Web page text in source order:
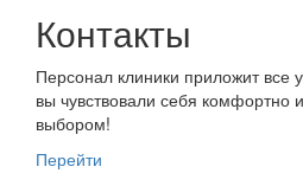
Контакты
Персонал клиники приложит все
вы чувствовали себя комфортно
выбором!
Перейти